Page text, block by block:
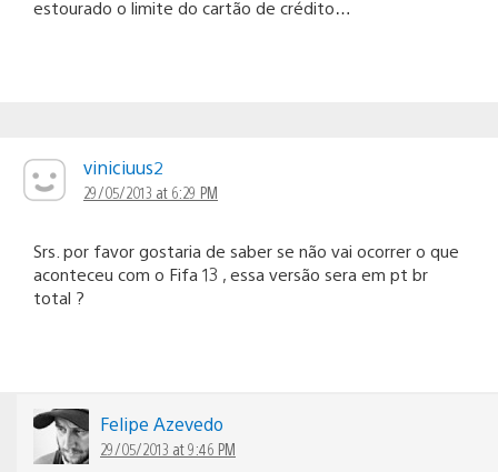
estourado o limite do cartão de crédito…
viniciuus2
29/05/2013 at 6:29 PM
Srs. por favor gostaria de saber se não vai ocorrer o que
aconteceu com o Fifa 13 , essa versão sera em pt br
total ?
Felipe Azevedo
29/05/2013 at 9:46 PM